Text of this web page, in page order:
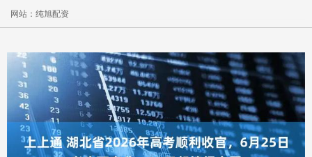
网站：纯旭配资